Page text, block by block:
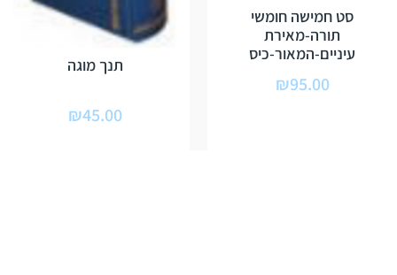
סט חמישה חומשי
תורה-מאירת
עיניים-המאור-כיס
₪95.00
תנך מוגה
₪45.00